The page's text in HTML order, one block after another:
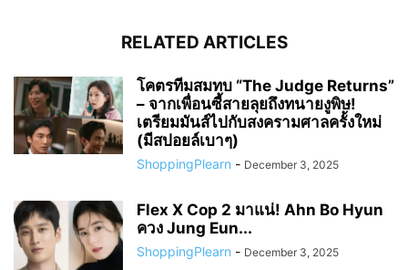
RELATED ARTICLES
โคตรทีมสมทบ “The Judge Returns”
– จากเพื่อนซี้สายลุยถึงทนายงูพิษ!
เตรียมมันส์ไปกับสงครามศาลครั้งใหม่
(มีสปอยล์เบาๆ)
ShoppingPlearn - December 3, 2025
Flex X Cop 2 มาแน่! Ahn Bo Hyun
ควง Jung Eun...
ShoppingPlearn - December 3, 2025